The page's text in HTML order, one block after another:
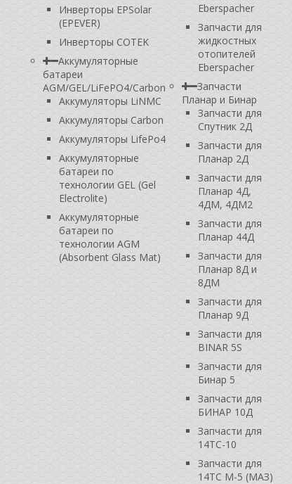
Инверторы EPSolar
(EPEVER)
Инверторы COTEK
Аккумуляторные
батареи
AGM/GEL/LiFePO4/Carbon
Аккумуляторы LiNMC
Аккумуляторы Carbon
Аккумуляторы LifePo4
Аккумуляторные
батареи по
технологии GEL (Gel
Electrolite)
Аккумуляторные
батареи по
технологии AGM
(Absorbent Glass Mat)
Eberspacher
Запчасти для
жидкостных
отопителей
Eberspacher
Запчасти
Планар и Бинар
Запчасти для
Спутник 2Д
Запчасти для
Планар 2Д
Запчасти для
Планар 4Д,
4ДМ, 4ДМ2
Запчасти для
Планар 44Д
Запчасти для
Планар 8Д и
8ДМ
Запчасти для
Планар 9Д
Запчасти для
BINAR 5S
Запчасти для
Бинар 5
Запчасти для
БИНАР 10Д
Запчасти для
14ТС-10
Запчасти для
14ТС М-5 (МАЗ)